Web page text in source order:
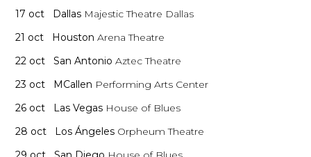
17 oct Dallas Majestic Theatre Dallas
21 oct HoustonArena Theatre
22 oct San AntonioAztec Theatre
23 oct MCallen Performing Arts Center
26 oct Las Vegas House of Blues
28 oct Los Ángeles Orpheum Theatre